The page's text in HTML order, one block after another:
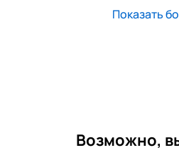
Показать
Возможно,